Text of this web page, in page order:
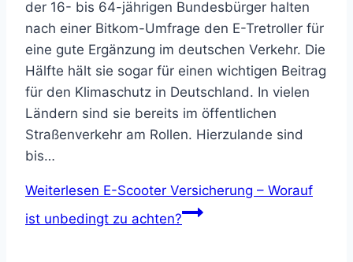
der 16- bis 64-jährigen Bundesbürger halten
nach einer Bitkom-Umfrage den E-Tretroller für
eine gute Ergänzung im deutschen Verkehr. Die
Hälfte hält sie sogar für einen wichtigen Beitrag
für den Klimaschutz in Deutschland. In vielen
Ländern sind sie bereits im öffentlichen
Straßenverkehr am Rollen. Hierzulande sind
bis…
Weiterlesen E-Scooter Versicherung – Worauf
ist unbedingt zu achten?